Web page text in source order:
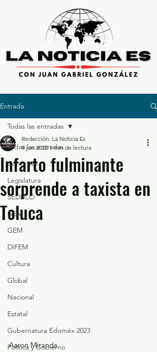
Entrada
Todas las entradas
Congreso
Legislatura
SEDECO
GEM
GEM
DIFEM
Cultura
Global
Nacional
Estatal
Gubernatura Edoméx 2023
Política y Gobierno
Todas las entradas
Infarto fulminante
sorprende a taxista en
Toluca
Redacción: La Noticia Es
9 jun 2022 1 min de lectura
Aaron Miranda